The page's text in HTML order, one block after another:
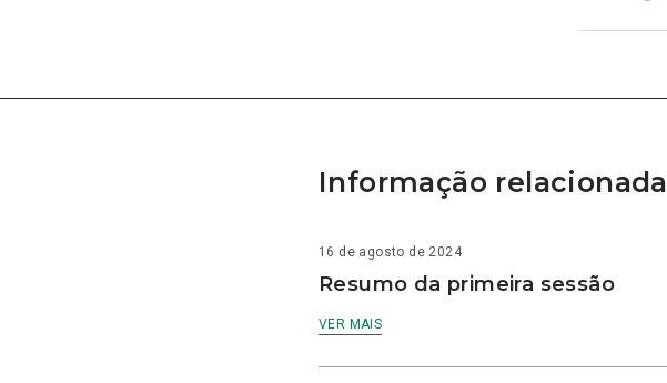
Informação relacionada
16 de agosto de 2024
Resumo da primeira sessão
VER MAIS